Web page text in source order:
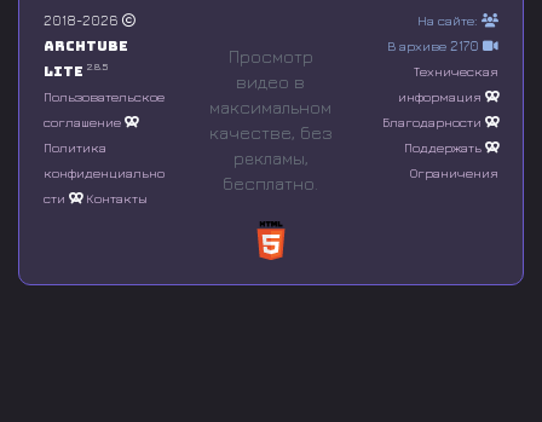
o
f
0
s
o
n
d
2018-2026
Archtube
Lite 2.8.5
Пользовательское
соглашение
Политика
конфиденциально
сти
Контакты
Просмотр
видео в
максимальном
качестве, без
рeкламы,
бесплатно.
На сайте:
В архиве 2170
Техническая
информация
Благодарности
Поддержать
Ограничения